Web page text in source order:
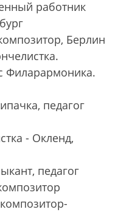
работник
Берлин
Филарармоника.
педагог
- Окленд,
педагог